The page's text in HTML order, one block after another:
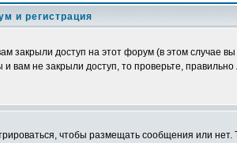
и регистрация
доступ на этот форум (в этом случае
не закрыли доступ, то проверьте,
чтобы размещать сообщения или